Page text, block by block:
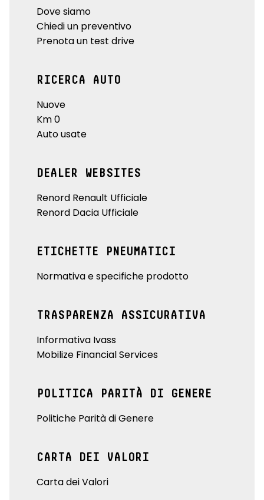
Dove siamo
Chiedi un preventivo
Prenota un test drive
RICERCA AUTO
Nuove
Km 0
Auto usate
DEALER WEBSITES
Renord Renault Ufficiale
Renord Dacia Ufficiale
ETICHETTE PNEUMATICI
Normativa e specifiche prodotto
TRASPARENZA ASSICURATIVA
Informativa Ivass
Mobilize Financial Services
POLITICA PARITÀ DI GENERE
Politiche Parità di Genere
CARTA DEI VALORI
Carta dei Valori